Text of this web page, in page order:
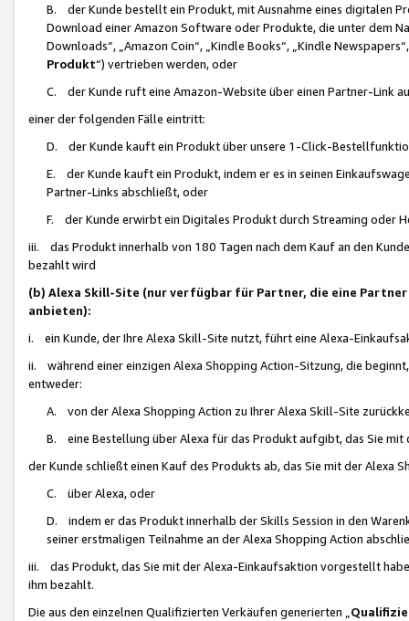
B. der Kunde bestellt ein Produkt, mit Ausnahme eines digitalen
Download einer Amazon Software oder Produkte, die unter dem
Downloads“, „Amazon Coin“, „Kindle Books“, „Kindle
Produkt“) vertrieben werden, oder
C. der Kunde ruft eine Amazon-Website über einen Partner-Link
einer der folgenden Fälle eintritt:
D. der Kunde kauft ein Produkt über unsere 1-Click-
E. der Kunde kauft ein Produkt, indem er es in seinen
Partner-Links abschließt, oder
F. der Kunde erwirbt ein Digitales Produkt durch Streaming oder
iii. das Produkt innerhalb von 180 Tagen nach dem Kauf an den
bezahlt wird
(b) Alexa Skill-Site (nur verfügbar für Partner, die eine
anbieten):
i. ein Kunde, der Ihre Alexa Skill-Site nutzt, führt eine Alexa-
ii. während einer einzigen Alexa Shopping Action-Sitzung, die
entweder:
A. von der Alexa Shopping Action zu Ihrer Alexa Skill-Site
B. eine Bestellung über Alexa für das Produkt aufgibt, das Sie mit
der Kunde schließt einen Kauf des Produkts ab, das Sie mit der Alexa
C. über Alexa, oder
D. indem er das Produkt innerhalb der Skills Session in den
seiner erstmaligen Teilnahme an der Alexa Shopping Action
iii. das Produkt, das Sie mit der Alexa-Einkaufsaktion vorgestellt
ihm bezahlt.
Die aus den einzelnen Qualifizierten Verkäufen generierten „